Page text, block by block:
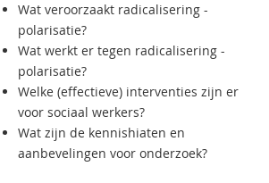
Wat veroorzaakt radicalisering -
polarisatie?
Wat werkt er tegen radicalisering -
polarisatie?
Welke (effectieve) interventies zijn er
voor sociaal werkers?
Wat zijn de kennishiaten en
aanbevelingen voor onderzoek?